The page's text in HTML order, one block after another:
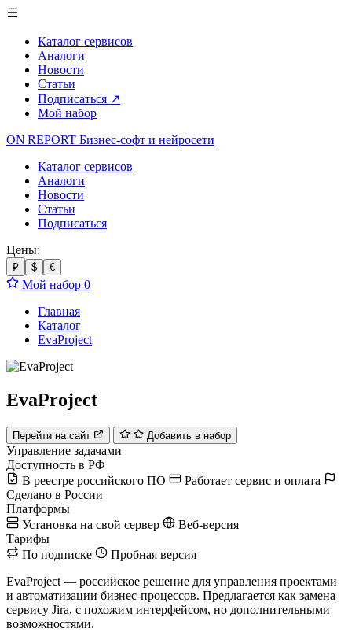
Каталог сервисов
Аналоги
Новости
Статьи
Подписаться ↗
Мой набор
ON REPORT Бизнес-софт и нейросети
Каталог сервисов
Аналоги
Новости
Статьи
Подписаться
Цены:
₽ $ €
Мой набор 0
Главная
Каталог
EvaProject
EvaProject
Перейти на сайт Добавить в набор
Управление задачами
Доступность в РФ
В реестре российского ПО
Работает сервис и оплата
Сделано в России
Платформы
Установка на свой сервер
Веб-версия
Тарифы
По подписке
Пробная версия
EvaProject — российское решение для управления проектами
и автоматизации бизнес-процессов. Предлагается как замена
сервису Jira, с похожим интерфейсом, но дополнительными
возможностями.